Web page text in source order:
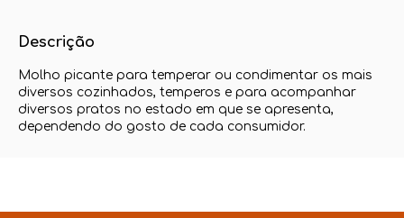
Descrição
Molho picante para temperar ou condimentar os mais
diversos cozinhados, temperos e para acompanhar
diversos pratos no estado em que se apresenta,
dependendo do gosto de cada consumidor.